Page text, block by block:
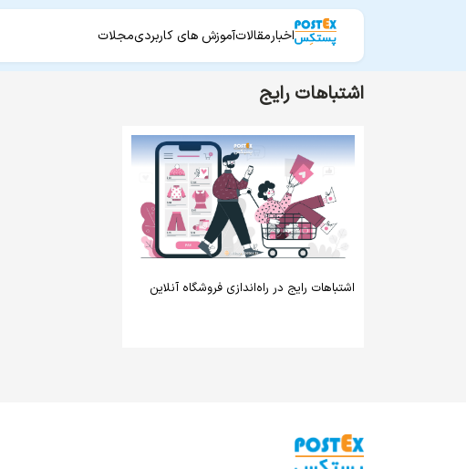
اخبارمقالاتآموزش های کاربردیمجلات
اشتباهات رایج
اشتباهات رایج در راه‌اندازی فروشگاه آنلاین